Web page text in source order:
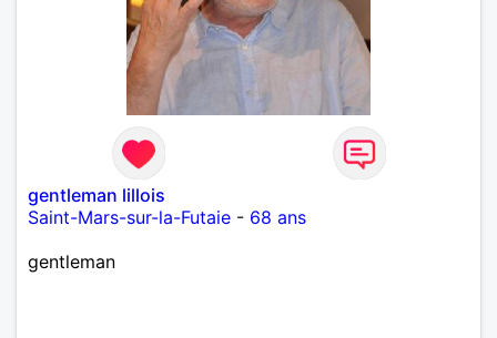
gentleman lillois
Saint-Mars-sur-la-Futaie - 68 ans
gentleman